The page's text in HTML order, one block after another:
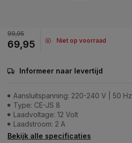
99,95
69,95 Niet op voorraad
Informeer naar levertijd
Aansluitspanning: 220-240 V | 50 Hz
Type: CE-JS 8
Laadvoltage: 12 Volt
Laadstroom: 2 A
Bekijk alle specificaties